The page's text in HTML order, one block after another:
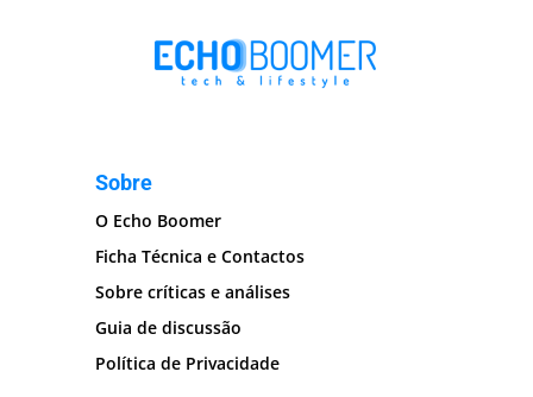
Sobre
O Echo Boomer
Ficha Técnica e Contactos
Sobre críticas e análises
Guia de discussão
Política de Privacidade